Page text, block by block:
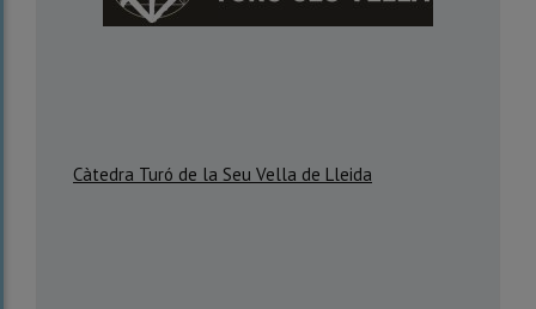
Càtedra Turó de la Seu Vella de Lleida